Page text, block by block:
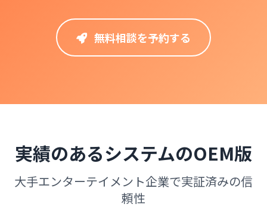
無料相談を予約する
実績のあるシステムのOEM版
大手エンターテイメント企業で実証済みの信
頼性